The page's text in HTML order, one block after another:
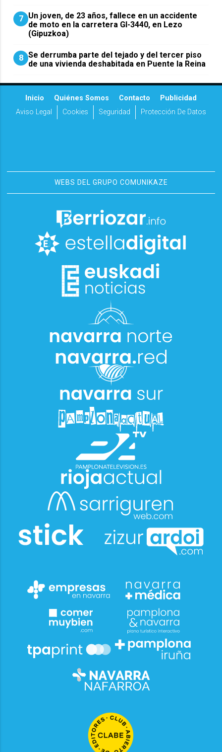
7 Un joven, de 23 años, fallece en un accidente
de moto en la carretera GI-3440, en Lezo
(Gipuzkoa)
8 Se derrumba parte del tejado y del tercer piso
de una vivienda deshabitada en Puente la Reina
Inicio Quiénes Somos Contacto
Publicidad
Aviso Legal
Cookies Seguridad Protección De Datos
WEBS DEL GRUPO COMUNIKAZE